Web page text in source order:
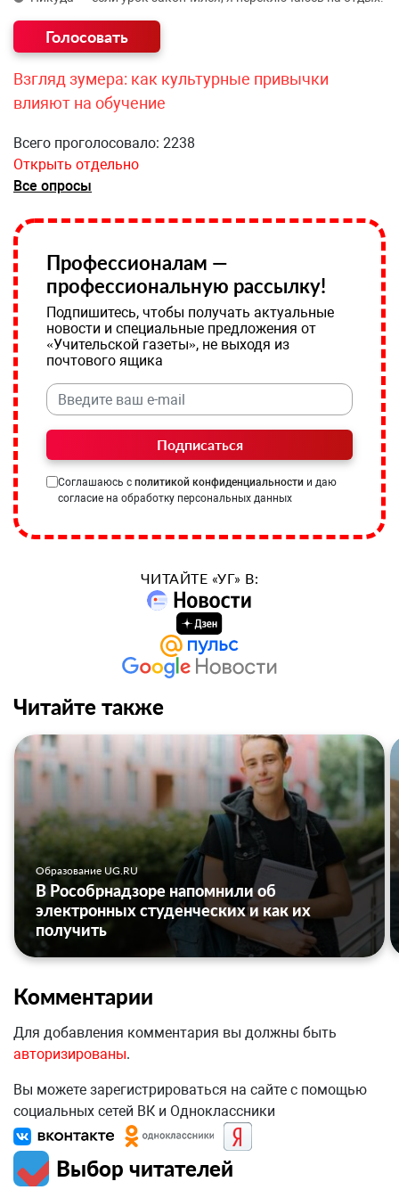
Взгляд зумера: как культурные привычки
влияют на обучение
Всего проголосовало: 2238
Открыть отдельно
Все опросы
Профессионалам —
профессиональную рассылку!
Подпишитесь, чтобы получать актуальные
новости и специальные предложения от
«Учительской газеты», не выходя из
почтового ящика
Подписаться
Соглашаюсь с политикой конфиденциальности и даю
согласие на обработку персональных данных
ЧИТАЙТЕ «УГ» В:
Читайте также
Образование UG.RU
В Рособрнадзоре напомнили об
электронных студенческих и как их
получить
Комментарии
Для добавления комментария вы должны быть
авторизированы.
Вы можете зарегистрироваться на сайте с помощью
социальных сетей ВК и Одноклассники
Выбор читателей